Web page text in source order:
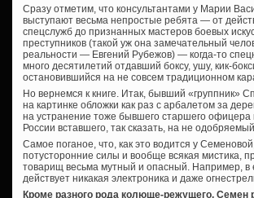
Сразу отметим, что консультантами у Марии
выступают весьма непростые ребята — от
спецслужб до признанных мастеров боевых
преступников (такой уж она замечательный
реальности — Евгений Рубежов) — когда-то
много десятилетий отдавший боксу, ушу, кик-
остановившийся на не совсем традиционном
Но вернемся к книге. Итак, бывший «группник»
на картинке обложки как раз с арбалетом за
на устранение тоже бывшего старшего офицера
России вставшего, так сказать, на не
Самое поганое, что, как это водится у
потусторонние силы и вообще всякая мистика,
товарищ весьма мутный и опасный. Например, в
действует никакая электроника и даже
Кроме разного рода колюще-режущего, Семен